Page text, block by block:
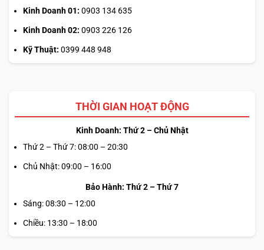
Kinh Doanh 01: 0903 134 635
Kinh Doanh 02: 0903 226 126
Kỹ Thuật: 0399 448 948
THỜI GIAN HOẠT ĐỘNG
Kinh Doanh: Thứ 2 – Chủ Nhật
Thứ 2 – Thứ 7: 08:00 – 20:30
Chủ Nhật: 09:00 – 16:00
Bảo Hành: Thứ 2 – Thứ 7
Sáng: 08:30 – 12:00
Chiều: 13:30 – 18:00